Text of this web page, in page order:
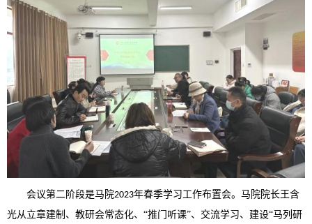
会议第二阶段是马院2023年春季学习工作布置会。马院院长王含
光从立章建制、教研会常态化、“推门听课”、交流学习、建设“马列研